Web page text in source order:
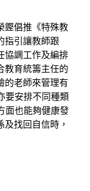
鏗倡推《特殊教
指引讓教師跟
協調工作及編排
教育統籌主任的
的老師來管理有
要安排不同種類
面也能夠健康發
找回自信時，